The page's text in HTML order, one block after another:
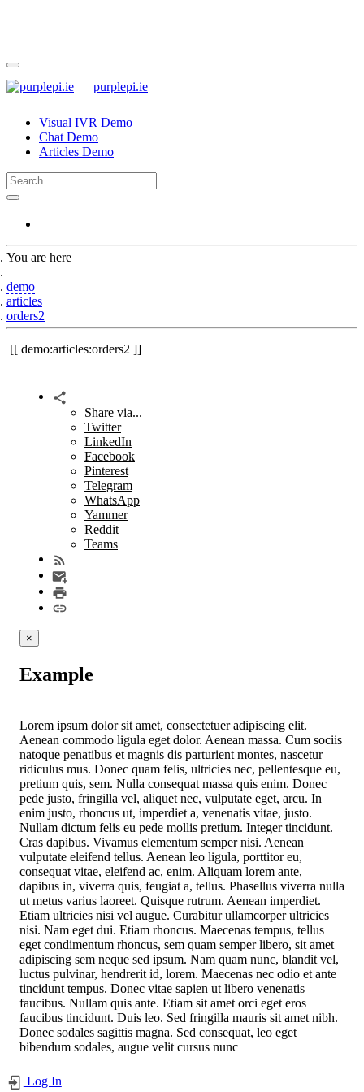
purplepi.ie
Visual IVR Demo
Chat Demo
Articles Demo
You are here
demo
articles
orders2
demo:articles:orders2
Share via...
Twitter
LinkedIn
Facebook
Pinterest
Telegram
WhatsApp
Yammer
Reddit
Teams
×
Example
Lorem ipsum dolor sit amet, consectetuer adipiscing elit.
Aenean commodo ligula eget dolor. Aenean massa. Cum sociis
natoque penatibus et magnis dis parturient montes, nascetur
ridiculus mus. Donec quam felis, ultricies nec, pellentesque eu,
pretium quis, sem. Nulla consequat massa quis enim. Donec
pede justo, fringilla vel, aliquet nec, vulputate eget, arcu. In
enim justo, rhoncus ut, imperdiet a, venenatis vitae, justo.
Nullam dictum felis eu pede mollis pretium. Integer tincidunt.
Cras dapibus. Vivamus elementum semper nisi. Aenean
vulputate eleifend tellus. Aenean leo ligula, porttitor eu,
consequat vitae, eleifend ac, enim. Aliquam lorem ante,
dapibus in, viverra quis, feugiat a, tellus. Phasellus viverra nulla
ut metus varius laoreet. Quisque rutrum. Aenean imperdiet.
Etiam ultricies nisi vel augue. Curabitur ullamcorper ultricies
nisi. Nam eget dui. Etiam rhoncus. Maecenas tempus, tellus
eget condimentum rhoncus, sem quam semper libero, sit amet
adipiscing sem neque sed ipsum. Nam quam nunc, blandit vel,
luctus pulvinar, hendrerit id, lorem. Maecenas nec odio et ante
tincidunt tempus. Donec vitae sapien ut libero venenatis
faucibus. Nullam quis ante. Etiam sit amet orci eget eros
faucibus tincidunt. Duis leo. Sed fringilla mauris sit amet nibh.
Donec sodales sagittis magna. Sed consequat, leo eget
bibendum sodales, augue velit cursus nunc
Log In